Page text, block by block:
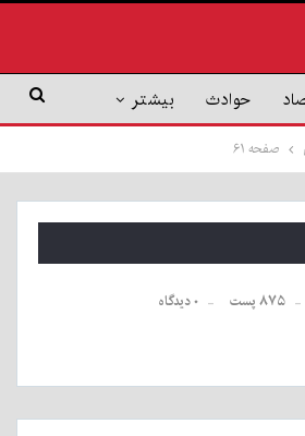
حوادث بیشتر
صفحه ۶۱
۸۷۵ پست ۰ دیدگاه